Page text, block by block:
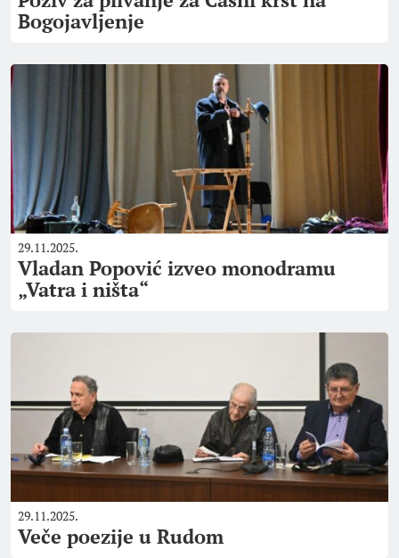
Bogojavljenje
29.11.2025.
Vladan Popović izveo monodramu
„Vatra i ništa“
29.11.2025.
Veče poezije u Rudom